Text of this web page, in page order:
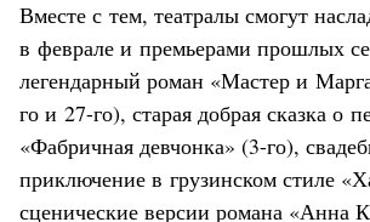
Вместе с тем, театралы смогут
в феврале и премьерами прошлых
легендарный роман «Мастер и
го и 27-го), старая добрая сказка о
«Фабричная девчонка» (3-го),
приключение в грузинском стиле
сценические версии романа «Анна